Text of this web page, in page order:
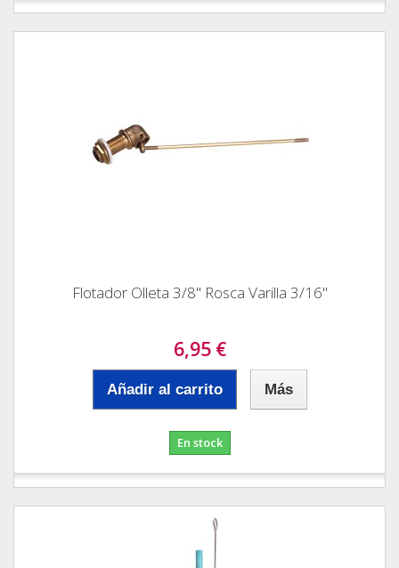
Flotador Olleta 3/8" Rosca Varilla 3/16"
6,95 €
Añadir al carrito Más
En stock